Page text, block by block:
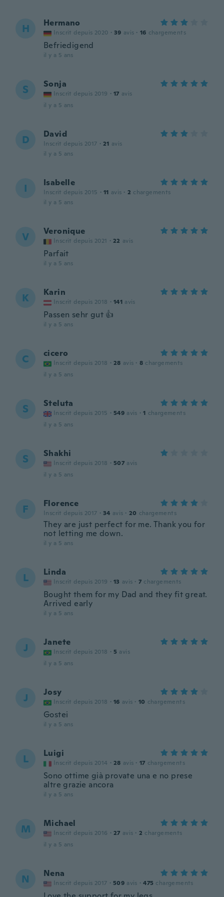
H Hermano
Inscrit depuis 2020 · 39 avis · 16 chargements
Befriedigend
il y a 5 ans
S Sonja
Inscrit depuis 2019 · 17 avis
il y a 5 ans
D David
Inscrit depuis 2017 · 21 avis
il y a 5 ans
I Isabelle
Inscrit depuis 2015 · 11 avis · 2 chargements
il y a 5 ans
V Veronique
Inscrit depuis 2021 · 22 avis
Parfait
il y a 5 ans
K Karin
Inscrit depuis 2018 · 141 avis
Passen sehr gut 👍
il y a 5 ans
C cicero
Inscrit depuis 2018 · 28 avis · 8 chargements
il y a 5 ans
S Steluta
Inscrit depuis 2015 · 549 avis · 1 chargements
il y a 5 ans
S Shakhi
Inscrit depuis 2018 · 507 avis
il y a 5 ans
F Florence
Inscrit depuis 2017 · 34 avis · 20 chargements
They are just perfect for me. Thank you for
not letting me down.
il y a 5 ans
L Linda
Inscrit depuis 2019 · 13 avis · 7 chargements
Bought them for my Dad and they fit great.
Arrived early
il y a 5 ans
J Janete
Inscrit depuis 2018 · 5 avis
il y a 5 ans
J Josy
Inscrit depuis 2018 · 16 avis · 10 chargements
Gostei
il y a 5 ans
L Luigi
Inscrit depuis 2014 · 28 avis · 17 chargements
Sono ottime già provate una e no prese
altre grazie ancora
il y a 5 ans
M Michael
Inscrit depuis 2016 · 27 avis · 2 chargements
il y a 5 ans
N Nena
Inscrit depuis 2017 · 509 avis · 475 chargements